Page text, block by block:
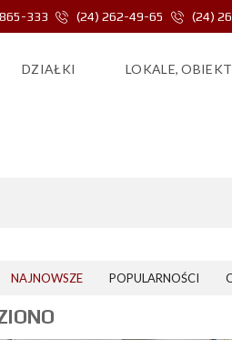
333 (24) 262-49-65 (24)
DZIAŁKI LOKALE,
NAJNOWSZE POPULARNOŚCI